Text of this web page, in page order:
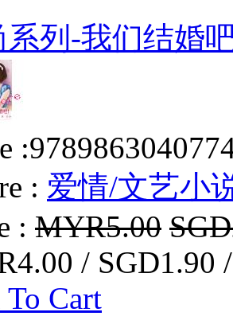
系列-我们结婚
:
: 爱情/文艺小
: MYR5.00
/ SGD1.90
Cart